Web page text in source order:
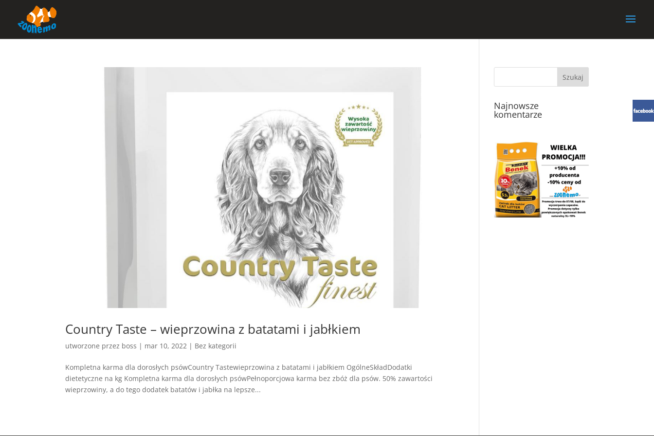
Country Taste – wieprzowina z batatami i jabłkiem
utworzone przez boss | mar 10, 2022 | Bez kategorii
Kompletna karma dla dorosłych psówCountry Tastewieprzowina z batatami i jabłkiem OgólneSkładDodatki
dietetyczne na kg Kompletna karma dla dorosłych psówPełnoporcjowa karma bez zbóż dla psów. 50% zawartości
wieprzowiny, a do tego dodatek batatów i jabłka na lepsze...
Najnowsze
komentarze